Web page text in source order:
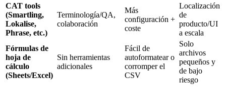
CAT tools
(Smartling,
Lokalise,
Phrase, etc.)
Terminología/QA,
colaboración
Más
configuración +
coste
Localización
de
producto/UI
a escala
Fórmulas de
hoja de
cálculo
(Sheets/Excel)
Sin herramientas
adicionales
Fácil de
autoformatear o
corromper el
CSV
Solo
archivos
pequeños y
de bajo
riesgo